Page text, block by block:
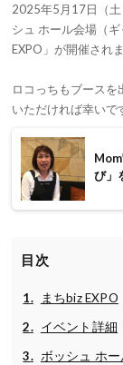
2025年5月17日（土
シュ ホール会場（
EXPO」が開催されま
ロコっちもブースを
いただければ幸いで
び」
目次
まちbiz EXPO
イベント詳細
ボッシュ ホ